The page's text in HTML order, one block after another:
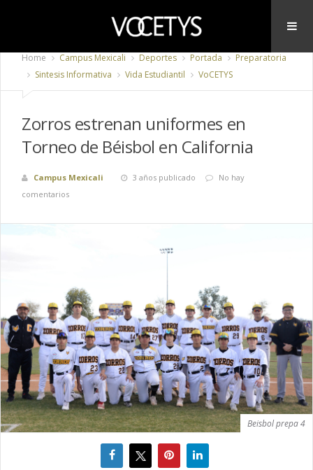
Home Campus Mexicali Deportes Portada
Preparatoria
Sintesis Informativa
Vida Estudiantil VoCETYS
Zorros estrenan uniformes en
Torneo de Béisbol en California
Campus Mexicali 3 años publicado
No hay
comentarios
Beisbol prepa 4